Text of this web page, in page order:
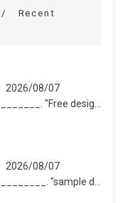
Recent
2026/08/07
2026/08/07